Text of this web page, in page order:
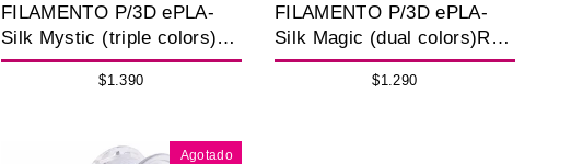
FILAMENTO P/3D ePLA-
Silk Mystic (triple colors)
Blue Orange Green1.75MM
$1.390
FILAMENTO P/3D ePLA-
Silk Magic (dual colors)Red
Bule1.75MM 1K
$1.290
Agotado